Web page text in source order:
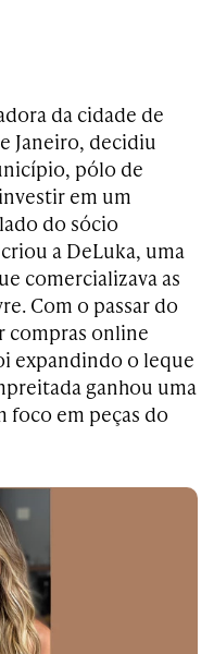
da cidade de
Janeiro, decidiu
pólo de
em um
do sócio
a DeLuka, uma
comercializava as
Com o passar do
compras online
expandindo o leque
ganhou uma
foco em peças do